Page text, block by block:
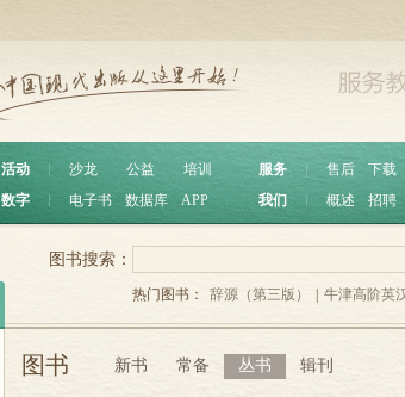
活动 沙龙 公益
培训
数字
电子书 数据库 APP
服务 ︱ 售后 下载
我们
概述 招聘
图书搜索：
热门图书： 辞源（第三版） 牛津高阶英
图书 新书 常备 丛书 辑刊